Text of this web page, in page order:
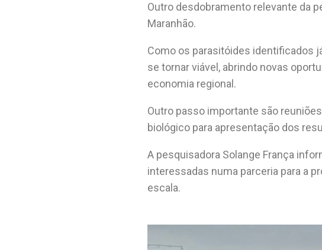
Outro desdobramento relevante da
Maranhão.
Como os parasitóides identificados
se tornar viável, abrindo novas
economia regional.
Outro passo importante são
biológico para apresentação dos
A pesquisadora Solange França
interessadas numa parceria para a
escala.